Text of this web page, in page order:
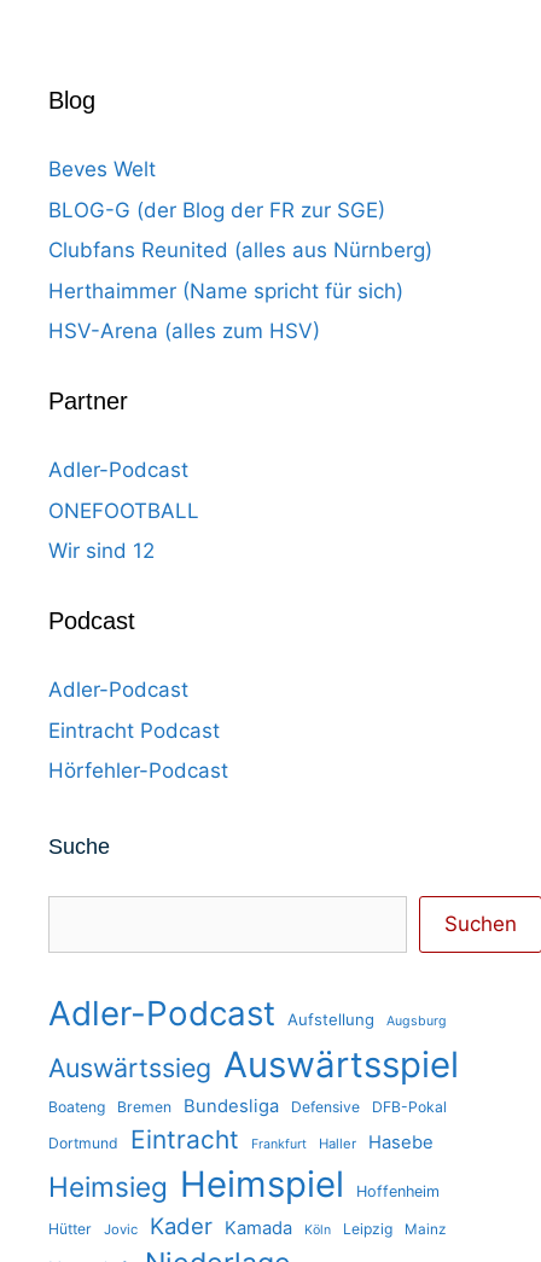
Blog
Beves Welt
BLOG-G (der Blog der FR zur SGE)
Clubfans Reunited (alles aus Nürnberg)
Herthaimmer (Name spricht für sich)
HSV-Arena (alles zum HSV)
Partner
Adler-Podcast
ONEFOOTBALL
Wir sind 12
Podcast
Adler-Podcast
Eintracht Podcast
Hörfehler-Podcast
Suche
Suchen
Adler-Podcast Aufstellung Augsburg
Auswärtssieg Auswärtsspiel
Boateng Bremen Bundesliga Defensive
DFB-Pokal
Dortmund
Eintracht Frankfurt Haller Hasebe
Heimsieg Heimspiel Hoffenheim
Hütter Jovic Kader Kamada Köln Leipzig Mainz